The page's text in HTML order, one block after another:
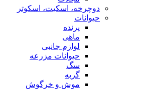
دوچرخه، اسکیت، اسکوتر
حیوانات
پرنده
ماهی
لوازم جانبی
حیوانات مزرعه
سگ
گربه
موش و خرگوش